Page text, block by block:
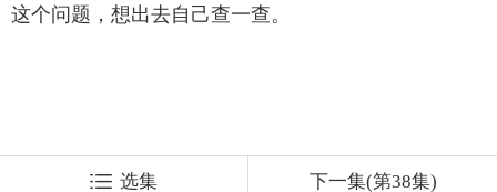
这个问题，想出去自己查一查。
选集 下一集(第38集)